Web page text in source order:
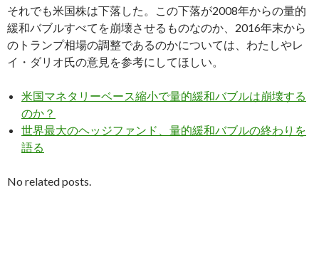
それでも米国株は下落した。この下落が2008年からの量的
緩和バブルすべてを崩壊させるものなのか、2016年末から
のトランプ相場の調整であるのかについては、わたしやレ
イ・ダリオ氏の意見を参考にしてほしい。
米国マネタリーベース縮小で量的緩和バブルは崩壊する
のか？
世界最大のヘッジファンド、量的緩和バブルの終わりを
語る
No related posts.